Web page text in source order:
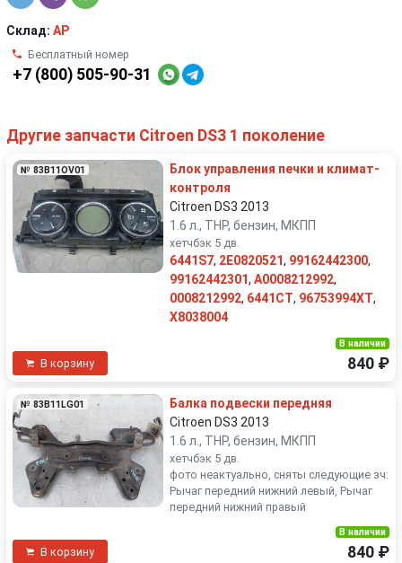
Склад: AP
Бесплатный номер
+7 (800) 505-90-31
Другие запчасти Citroen DS3 1 поколение
№ 83B11OV01
Блок управления печки и климат-
контроля
Citroen DS3 2013
1.6 л., THP, бензин, МКПП
хетчбэк 5 дв.
6441S7, 2E0820521, 99162442300,
99162442301, A0008212992,
0008212992, 6441CT, 96753994XT,
X8038004
В корзину
В наличии
840 ₽
№ 83B11LG01
Балка подвески передняя
Citroen DS3 2013
1.6 л., THP, бензин, МКПП
хетчбэк 5 дв.
фото неактуально, сняты следующие зч:
Рычаг передний нижний левый, Рычаг
передний нижний правый
В корзину
В наличии
840 ₽